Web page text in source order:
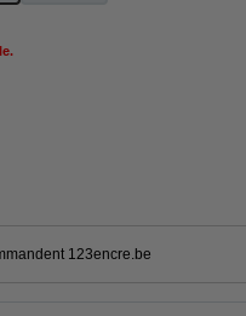
123encre.be